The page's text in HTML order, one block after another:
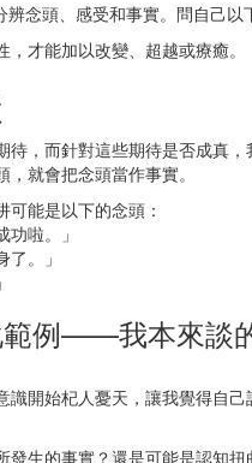
辨念頭、感受和事實。問自己
，才能加以改變、超越或療癒。
待，而針對這些期待是否成真
就會把念頭當作事實。
能是以下的念頭：
功啦。」
了。」
例——我本來談
識開始杞人憂天，讓我覺得自
發生的事實？還是可能是認知